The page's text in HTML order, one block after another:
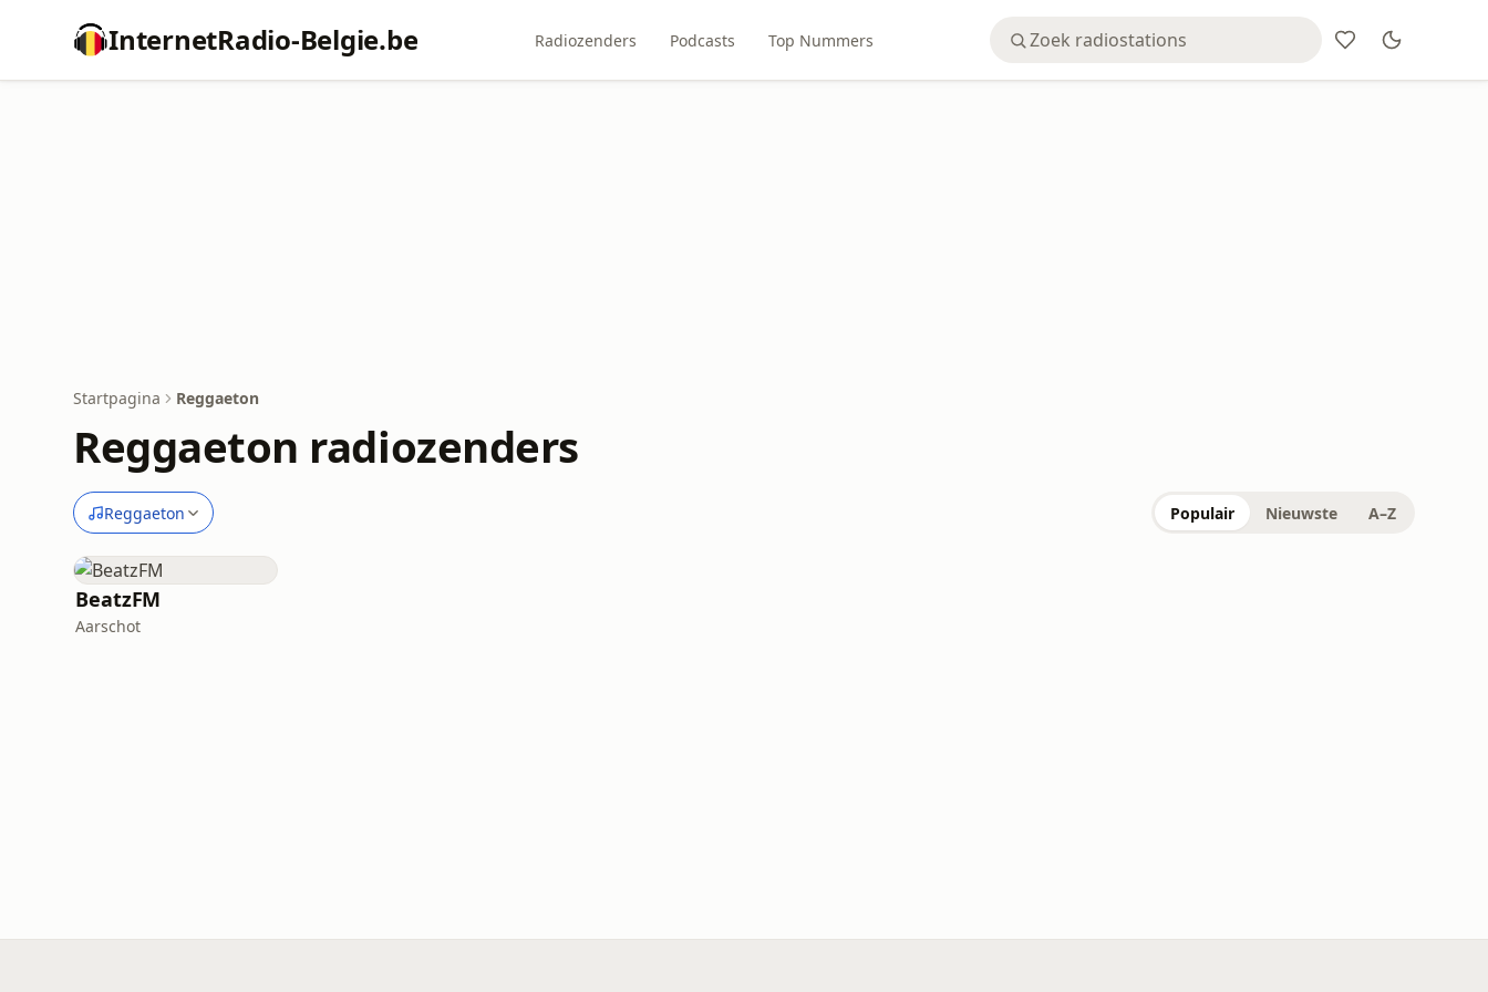
InternetRadio-Belgie.be Radiozenders Podcasts Top Nummers
Startpagina Reggaeton
Reggaeton radiozenders
Reggaeton Populair Nieuwste A–Z
BeatzFM
Aarschot